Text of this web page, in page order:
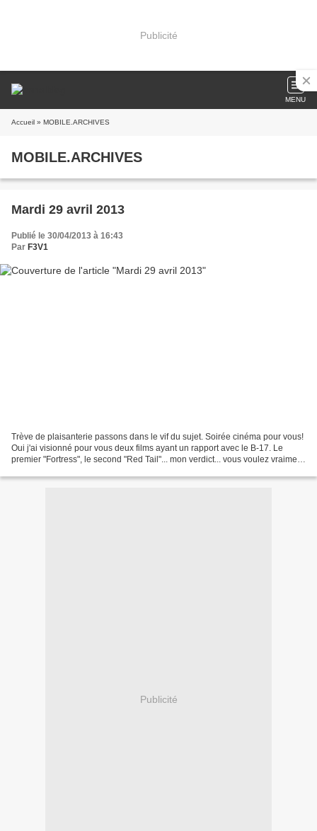
Publicité
MENU
Accueil » MOBILE.ARCHIVES
MOBILE.ARCHIVES
Mardi 29 avril 2013
Publié le 30/04/2013 à 16:43
Par F3V1
Trève de plaisanterie passons dans le vif du sujet. Soirée cinéma pour vous!
Oui j'ai visionné pour vous deux films ayant un rapport avec le B-17. Le
premier "Fortress", le second "Red Tail"... mon verdict... vous voulez vraiment
Publicité